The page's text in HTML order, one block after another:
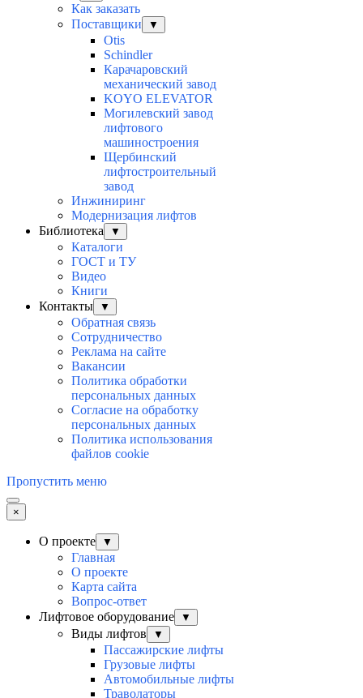
Как заказать
Поставщики
▼
Otis
Schindler
Карачаровский
механический завод
KOYO ELEVATOR
Могилевский завод
лифтового
машиностроения
Щербинский
лифтостроительный
завод
Инжиниринг
Модернизация лифтов
Библиотека
▼
Каталоги
ГОСТ и ТУ
Видео
Книги
Контакты
▼
Обратная связь
Сотрудничество
Реклама на сайте
Вакансии
Политика обработки
персональных данных
Согласие на обработку
персональных данных
Политика использования
файлов cookie
Пропустить меню
×
О проекте ▼
Главная
О проекте
Карта сайта
Вопрос-ответ
Лифтовое оборудование
▼
Виды лифтов ▼
Пассажирские лифты
Грузовые лифты
Автомобильные лифты
Траволаторы